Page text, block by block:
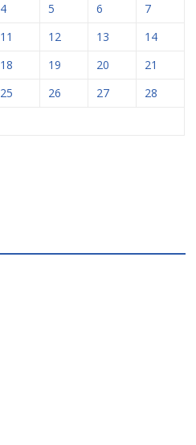
4 5 6
7
11 12 13
14
18 19 20
21
25 26 27
28